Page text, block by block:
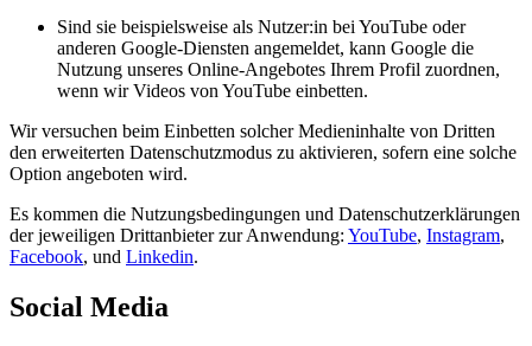
Sind sie beispielsweise als Nutzer:in bei YouTube oder
anderen Google-Diensten angemeldet, kann Google die
Nutzung unseres Online-Angebotes Ihrem Profil zuordnen,
wenn wir Videos von YouTube einbetten.
Wir versuchen beim Einbetten solcher Medieninhalte von Dritten
den erweiterten Datenschutzmodus zu aktivieren, sofern eine solche
Option angeboten wird.
Es kommen die Nutzungsbedingungen und Datenschutzerklärungen
der jeweiligen Drittanbieter zur Anwendung: YouTube, Instagram,
Facebook, und Linkedin.
Social Media